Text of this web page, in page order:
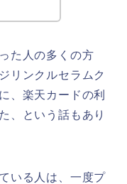
た人の多くの方
リンクルセラムク
、楽天カードの利
、という話もあり
いる人は、一度プ